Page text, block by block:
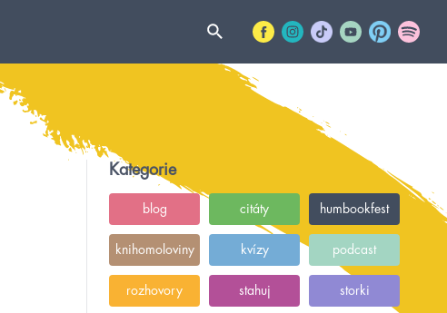
Kategorie
blog citáty humbookfest
knihomoloviny kvízy podcast
rozhovory stahuj storki